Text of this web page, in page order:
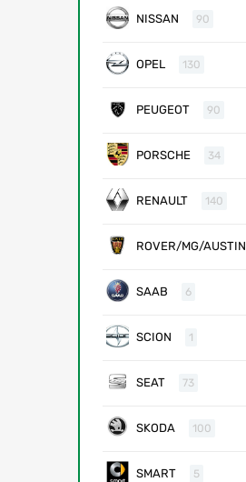
NISSAN 90
OPEL 130
PEUGEOT 90
PORSCHE 34
RENAULT 140
ROVER/MG/AUSTIN
SAAB 6
SCION 1
SEAT 73
SKODA 100
SMART 5